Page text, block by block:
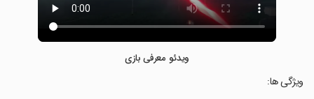
ویدئو معرفی بازی
‏ویژگی ها: